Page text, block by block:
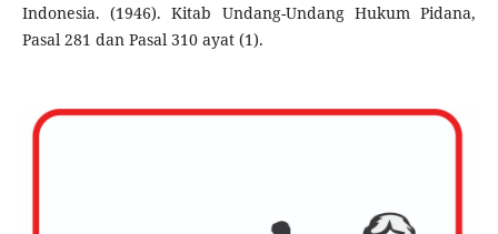
Indonesia. (1946). Kitab Undang-Undang Hukum Pidana,
Pasal 281 dan Pasal 310 ayat (1).